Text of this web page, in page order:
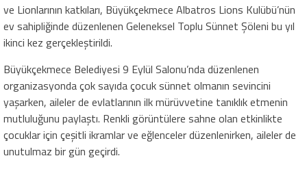
ve Lionlarının katkıları, Büyükçekmece Albatros Lions Kulübü’nün
ev sahipliğinde düzenlenen Geleneksel Toplu Sünnet Şöleni bu yıl
ikinci kez gerçekleştirildi.
Büyükçekmece Belediyesi 9 Eylül Salonu’nda düzenlenen
organizasyonda çok sayıda çocuk sünnet olmanın sevincini
yaşarken, aileler de evlatlarının ilk mürüvvetine tanıklık etmenin
mutluluğunu paylaştı. Renkli görüntülere sahne olan etkinlikte
çocuklar için çeşitli ikramlar ve eğlenceler düzenlenirken, aileler de
unutulmaz bir gün geçirdi.